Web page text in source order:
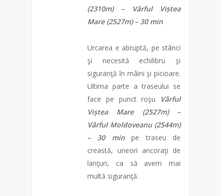
(2310m) – Vârful Viștea
Mare (2527m) – 30 min
Urcarea e abruptă, pe stânci
şi necesită echilibru şi
siguranţă în mâini şi picioare.
Ultima parte a traseului se
face pe punct roşu
Vârful
Viștea Mare (2527m) –
Vârful Moldoveanu (2544m)
– 30 minpe traseu de
creastă, uneori ancoraţi de
lanţuri, ca să avem mai
multă siguranţă.